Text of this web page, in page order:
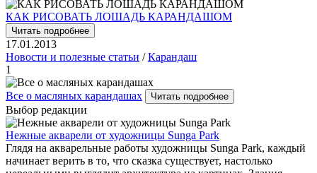
КАК РИСОВАТЬ ЛОШАДЬ КАРАНДАШОМ
Читать подробнее
17.01.2013
Новости и полезные статьи /Карандаш
1
Все о масляных карандашах Читать подробнее
Выбор редакции
Нежные акварели от художницы Sunga Park
Глядя на акварельные работы художницы Sunga Park, каждый
начинает верить в то, что сказка существует, настолько